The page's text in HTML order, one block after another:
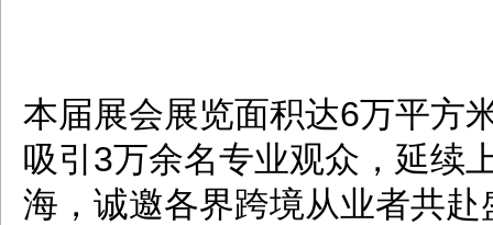
本届展会展览面积达6万平方
吸引3万余名专业观众，延续
海，诚邀各界跨境从业者共